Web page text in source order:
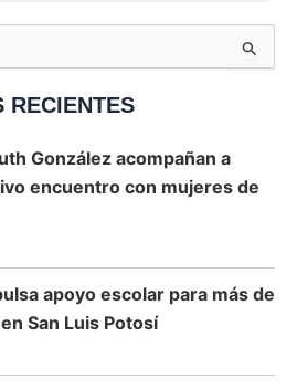
RECIENTES
González acompañan a
encuentro con mujeres de
apoyo escolar para más de
San Luis Potosí